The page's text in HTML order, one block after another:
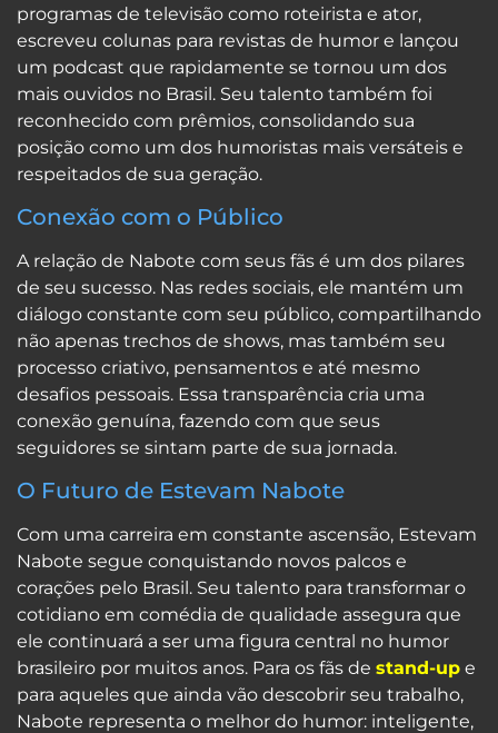
programas de televisão como roteirista e ator,
escreveu colunas para revistas de humor e lançou
um podcast que rapidamente se tornou um dos
mais ouvidos no Brasil. Seu talento também foi
reconhecido com prêmios, consolidando sua
posição como um dos humoristas mais versáteis e
respeitados de sua geração.
Conexão com o Público
A relação de Nabote com seus fãs é um dos pilares
de seu sucesso. Nas redes sociais, ele mantém um
diálogo constante com seu público, compartilhando
não apenas trechos de shows, mas também seu
processo criativo, pensamentos e até mesmo
desafios pessoais. Essa transparência cria uma
conexão genuína, fazendo com que seus
seguidores se sintam parte de sua jornada.
O Futuro de Estevam Nabote
Com uma carreira em constante ascensão, Estevam
Nabote segue conquistando novos palcos e
corações pelo Brasil. Seu talento para transformar o
cotidiano em comédia de qualidade assegura que
ele continuará a ser uma figura central no humor
brasileiro por muitos anos. Para os fãs de stand-up e
para aqueles que ainda vão descobrir seu trabalho,
Nabote representa o melhor do humor: inteligente,